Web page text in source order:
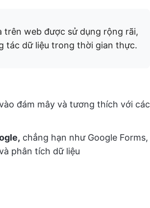
trên web được sử dụng rộng rãi,
tác dữ liệu trong thời gian thực.
đám mây và tương thích với các
chẳng hạn như Google Forms,
phân tích dữ liệu